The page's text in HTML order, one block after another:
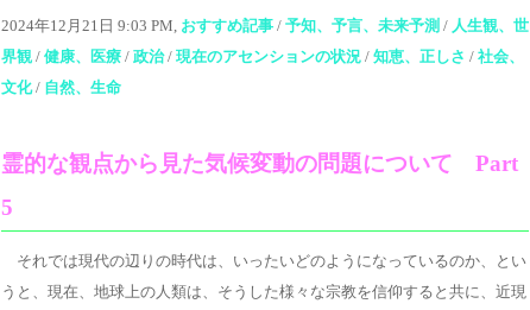
2024年12月21日 9:03 PM, おすすめ記事 / 予知、予言、未来予測 / 人生観、世
界観 / 健康、医療 / 政治/ 現在のアセンションの状況 / 知恵、正しさ / 社会、
文化/ 自然、生命
霊的な観点から見た気候変動の問題について Part
5
それでは現代の辺りの時代は、いったいどのようになっているのか、とい
うと、現在、地球上の人類は、そうした様々な宗教を信仰すると共に、近現